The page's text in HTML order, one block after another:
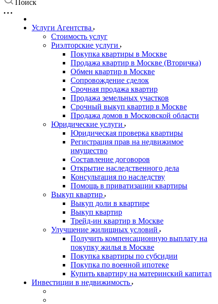
Поиск
Услуги Агентства
Стоимость услуг
Риэлторские услуги
Покупка квартиры в Москве
Продажа квартир в Москве (Вторичка)
Обмен квартир в Москве
Сопровождение сделок
Срочная продажа квартир
Продажа земельных участков
Срочный выкуп квартир в Москве
Продажа домов в Московской области
Юридические услуги
Юридическая проверка квартиры
Регистрация прав на недвижимое
имущество
Составление договоров
Открытие наследственного дела
Консультация по наследству
Помощь в приватизации квартиры
Выкуп квартир
Выкуп доли в квартире
Выкуп квартир
Трейд-ин квартир в Москве
Улучшение жилищных условий
Получить компенсационную выплату на
покупку жилья в Москве
Покупка квартиры по субсидии
Покупка по военной ипотеке
Купить квартиру на материнский капитал
Инвестиции в недвижимость